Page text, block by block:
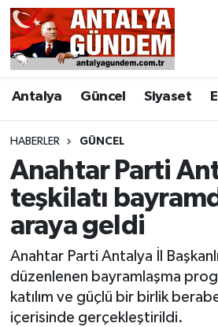
Antalya Güncel Siyaset
HABERLER GÜNCEL
Anahtar Parti
teşkilatı
araya geldi
Anahtar Parti Antalya İl
düzenlenen bayramlaşma
katılım ve güçlü bir birlik
içerisinde gerçekleştirildi.
Antalya
Asayiş
Bilim & Teknoloji
Bölge
EĞİTİM
Ekonomi
Genel
Antalya Nöbetçi Eczaneler
Antalya Hava Durumu
Antalya Namaz Vakitleri
Antalya Trafik Yoğunluk
Süper Lig Puan Durumu ve
Tüm Manşetler
Son Dakika Haberleri